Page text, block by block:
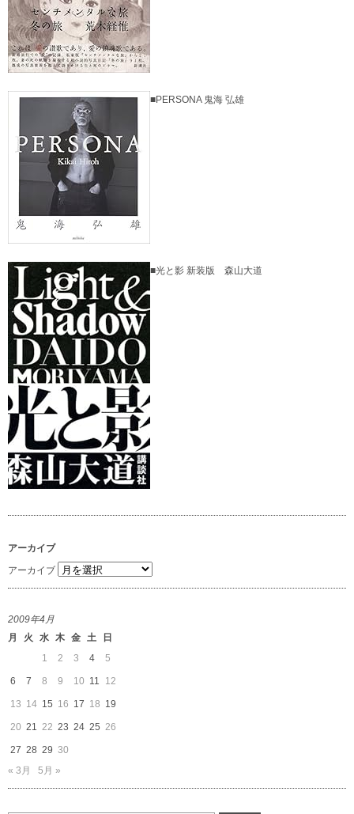
■PERSONA 鬼海 弘雄
■光と影 新装版 森山大道
アーカイブ
アーカイブ
2009年4月
月
火 水 木 金 土
日
1
2 3 4 5
6 7 8 9 10 11 12
13 14 15 16 17 18 19
20 21 22 23 24 25 26
27 28 29 30
« 3月
5月 »